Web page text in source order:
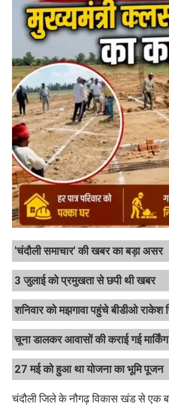
'चंदौली समाचार' की खबर का बड़ा असर
3 जुलाई को प्रमुखता से छपी थी खबर
शनिवार को मझगावा पहुंचे बीडीओ राकेश
चूना डालकर आवासों की कराई गई मार्किंग
27 मई को हुआ था योजना का भूमि पूजन
चंदौली जिले के नौगढ़ विकास खंड से एक